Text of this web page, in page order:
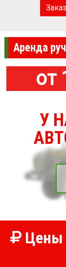
Аренда
от
У
Цены